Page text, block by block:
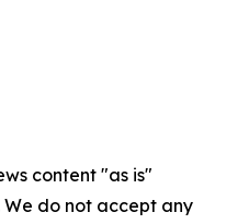
content "as is"
do not accept any